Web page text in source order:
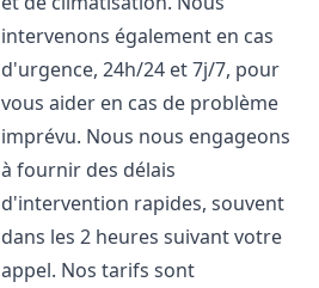
intervenons également en cas
d'urgence, 24h/24 et 7j/7, pour
vous aider en cas de problème
imprévu. Nous nous engageons
à fournir des délais
d'intervention rapides, souvent
dans les 2 heures suivant votre
appel. Nos tarifs sont